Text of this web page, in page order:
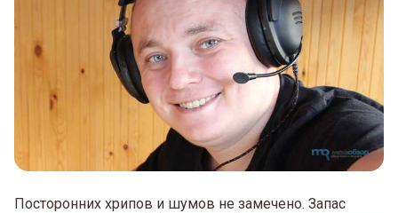
Посторонних хрипов и шумов не замечено. Запас